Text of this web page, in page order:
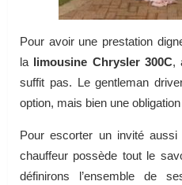
Pour avoir une prestation
la limousine Chrysler 300C,
suffit pas. Le gentleman
option, mais bien une obligation
Pour escorter un invité
chauffeur possède tout le
définirons l’ensemble de